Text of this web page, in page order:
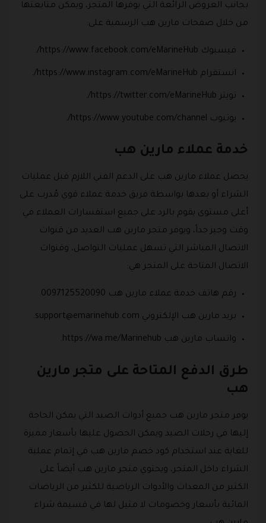
بجانب العروض الرائعة التي يوفرها المتجر، ويمكن متابعتها
من خلال صفحات مارين هب الرسمية على:
فيسبوك https://www.facebook.com/eMarineHub/.
انستقرام https://www.instagram.com/eMarineHub/.
تويتر https://twitter.com/eMarineHub/.
يوتيوب https://www.youtube.com/channel/.
خدمة عملاء مارين هب
يحصل عملاء مارين هب على الدعم الفني اللازم قبل عمليات
الشراء أو بعدها بواسطة فريق خدمة عملاء قوي مُدرب على
أعلى مستوى يقوم بالرد على جميع استفسارات العملاء في
وقت وجيز جداً، ويوفر متجر مارين هب العديد من قنوات
الاتصال المباشر التي تسهل عمليات التواصل، وقنوات
الاتصال المتاحة على المتجر هي:
رقم هاتف خدمة عملاء مارين هب 0097125520090.
بريد مارين هب الإلكتروني support@emarinehub.com
.
واتساب مارين هب https://wa.me/Marinehub.
طرق الدفع المتاحة على متجر مارين
هب
يوفر متجر مارين هب جميع أدوات الصيد التي يمكن الحاجة
إليها في رحلات الصيد ويمكن الحصول عليها بأسعار مميزة
للغاية عند استخدام كود خصم مارين هب في إتمام عملية
الشراء داخل المتجر، ويحتوي متجر مارين هب أيضاً على
الكثير من المعدات والأدوات الرياضية للكثير من الرياضات
المائية بأسعار وخصومات لا مثيل لها في قسيمة شراء